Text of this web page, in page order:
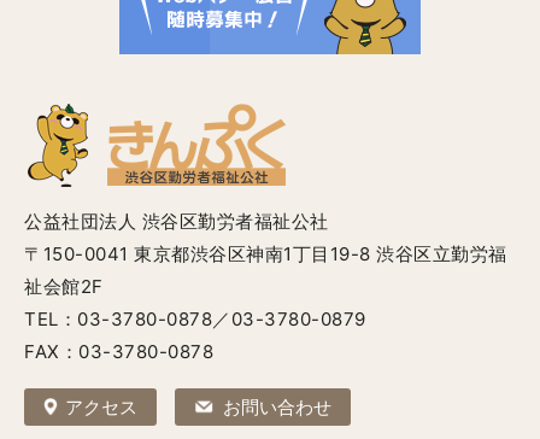
公益社団法人 渋谷区勤労者福祉公社
〒150-0041 東京都渋谷区神南1丁目19-8 渋谷区立勤労福
祉会館2F
TEL：03-3780-0878／03-3780-0879
FAX：03-3780-0878
アクセス お問い合わせ